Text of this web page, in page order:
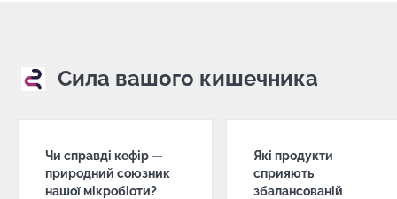
Сила вашого кишечника
Чи справді кефір —
природний союзник
нашої мікробіоти?
Які продукти
сприяють
збалансованій